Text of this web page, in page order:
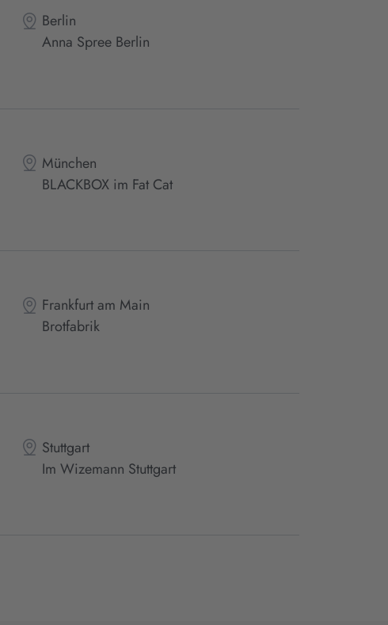
Berlin
Anna Spree Berlin
München
BLACKBOX im Fat Cat
Frankfurt am Main
Brotfabrik
Stuttgart
Im Wizemann Stuttgart